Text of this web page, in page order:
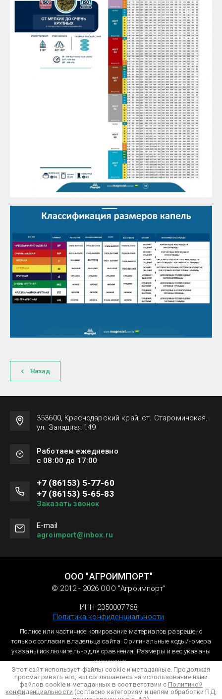
Назад
353600, Краснодарский край, ст. Староминская,
ул. Западная 149
Работаем ежедневно
с 08:00 до 17:00
+7 (86153) 5-77-60
+7 (86153) 5-65-83
Заказать звонок
Е-mail
agroimport@inbox.ru
ООО "АГРОИМПОРТ"
© 2012 - 2026 ООО "Агроимпорт"
ИНН 2350007768
Политика конфиденциальности
Полное или частичное копирование материалов разрешено
только с согласия владельца сайта. Оригинальные коды/номера
указаны исключительно для сравнения. Размеры и вес указаны
справочно.
Этот сайт использует файлы cookie и метаданные. Продолжая
просматривать его, вы соглашаетесь на использование нами
файлов cookie и метаданных в соответствии с Политикой
конфиденциальности (согласно категориям и целям обработки ПД,